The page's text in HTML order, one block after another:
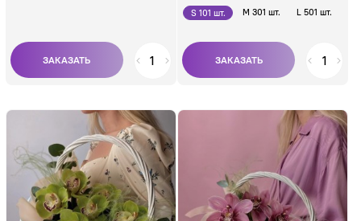
S 101 шт. M 301 шт. L 501 шт.